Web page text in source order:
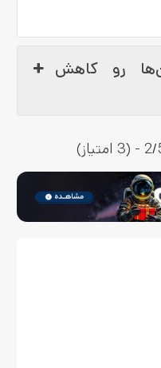
رو کاهش
امتیاز)